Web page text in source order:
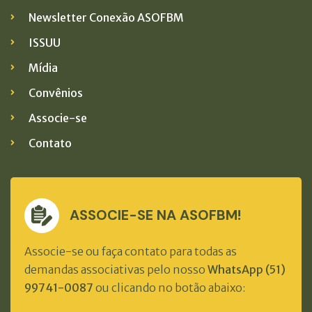
Newsletter Conexão ASOFBM
ISSUU
Mídia
Convênios
Associe-se
Contato
ASSOCIE-SE NA ASOFBM!
Associe-se ou faça contato para todas as
demandas associativas pelo nosso WhatsApp (51)
99741-0087 ou clicando no botão abaixo: